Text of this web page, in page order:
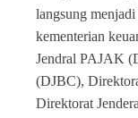
langsung
kementerian
Jendral PAJAK
(DJBC),
Direktorat